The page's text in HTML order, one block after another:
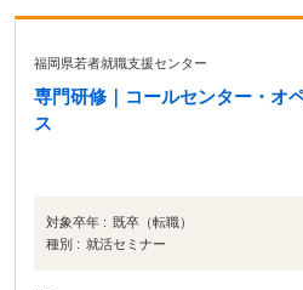
福岡県若者就職支援センター
専門研修｜コールセンター・オ
ス
対象卒年 : 既卒（転職）
種別 : 就活セミナー